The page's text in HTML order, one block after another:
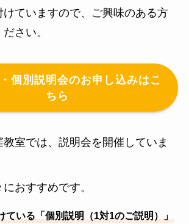
けていますので、ご興味のある方
さい。
個別説明会のお申し込みはこ
ちら
室では、説明会を開催していま
おすすめです。
いる「個別説明（1対1のご説明）」